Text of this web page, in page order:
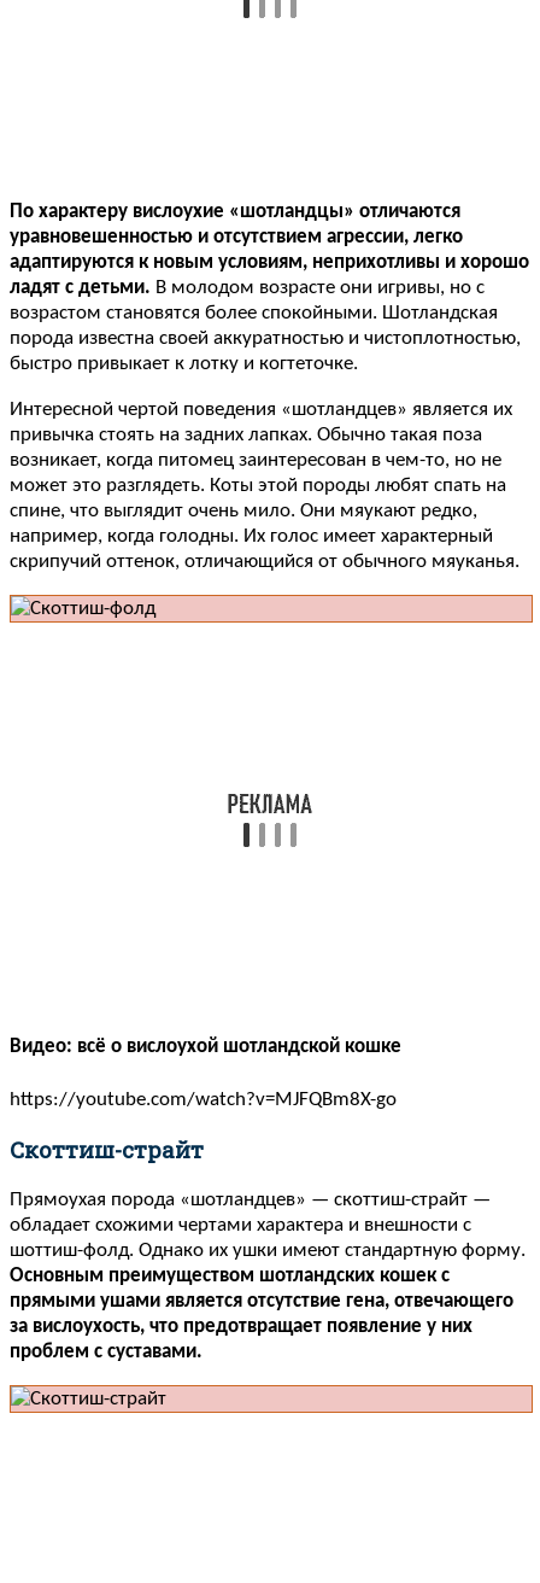
По характеру вислоухие «шотландцы» отличаются
уравновешенностью и отсутствием агрессии, легко
адаптируются к новым условиям, неприхотливы и хорошо
ладят с детьми. В молодом возрасте они игривы, но с
возрастом становятся более спокойными. Шотландская
порода известна своей аккуратностью и чистоплотностью,
быстро привыкает к лотку и когтеточке.
Интересной чертой поведения «шотландцев» является их
привычка стоять на задних лапках. Обычно такая поза
возникает, когда питомец заинтересован в чем-то, но не
может это разглядеть. Коты этой породы любят спать на
спине, что выглядит очень мило. Они мяукают редко,
например, когда голодны. Их голос имеет характерный
скрипучий оттенок, отличающийся от обычного мяуканья.
Видео: всё о вислоухой шотландской кошке
https://youtube.com/watch?v=MJFQBm8X-go
Скоттиш-страйт
Прямоухая порода «шотландцев» — скоттиш-страйт —
обладает схожими чертами характера и внешности с
шоттиш-фолд. Однако их ушки имеют стандартную форму.
Основным преимуществом шотландских кошек с
прямыми ушами является отсутствие гена, отвечающего
за вислоухость, что предотвращает появление у них
проблем с суставами.